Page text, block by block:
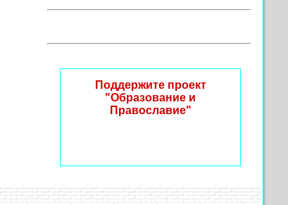
Поддержите проект
"Образование и
Православие"